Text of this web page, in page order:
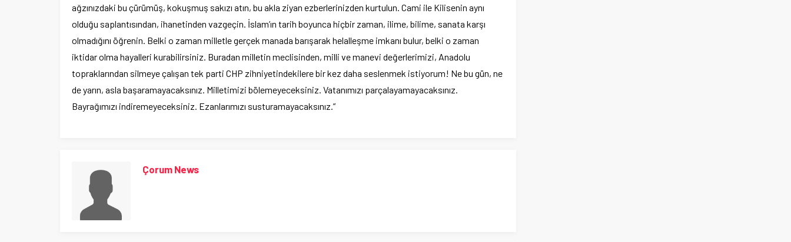
ağzınızdaki bu çürümüş, kokuşmuş sakızı atın, bu akla ziyan ezberlerinizden kurtulun. Cami ile Kilisenin aynı
olduğu saplantısından, ihanetinden vazgeçin. İslam’ın tarih boyunca hiçbir zaman, ilime, bilime, sanata karşı
olmadığını öğrenin. Belki o zaman milletle gerçek manada barışarak helalleşme imkanı bulur, belki o zaman
iktidar olma hayalleri kurabilirsiniz. Buradan milletin meclisinden, milli ve manevi değerlerimizi, Anadolu
topraklarından silmeye çalışan tek parti CHP zihniyetindekilere bir kez daha seslenmek istiyorum! Ne bu gün, ne
de yarın, asla başaramayacaksınız. Milletimizi bölemeyeceksiniz. Vatanımızı parçalayamayacaksınız.
Bayrağımızı indiremeyeceksiniz. Ezanlarımızı susturamayacaksınız.”
Çorum News